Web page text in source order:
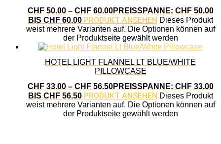
CHF50.00 – CHF60.00PREISSPANNE: CHF 50.00
BIS CHF 60.00 PRODUKT ANSEHEN Dieses Produkt
weist mehrere Varianten auf. Die Optionen können auf
der Produktseite gewählt werden
HOTEL LIGHT FLANNEL LT BLUE/WHITE
PILLOWCASE
CHF33.00 – CHF56.50PREISSPANNE: CHF 33.00
BIS CHF 56.50 PRODUKT ANSEHEN Dieses Produkt
weist mehrere Varianten auf. Die Optionen können auf
der Produktseite gewählt werden